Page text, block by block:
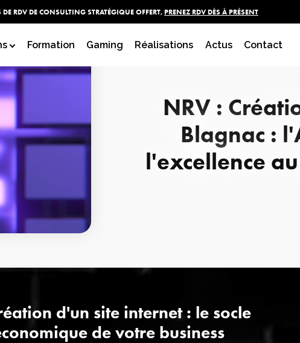
RDV DE CONSULTING STRATÉGIQUE OFFERT, PRENEZ RDV DÈS À PRÉSENT
Formation Gaming Réalisations Actus Contact
NRV :
Blagnac :
l'excellence
d'un site internet : le socle
de votre business